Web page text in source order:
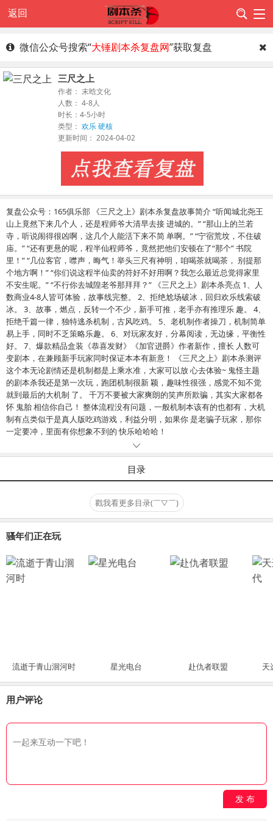
返回
微信公众号搜索“大锤剧本杀复盘网”获取复盘
三尺之上
作者： 末晗文化
人数： 4-8人
时长：4-5小时
类型： 欢乐硬核
更新时间： 2024-04-02
复盘公众号：165俱乐部 《三尺之上》剧本杀复盘故事简介 “听闻城北尧王
山上竟然下来几个人，还是程师爷大清早去接 进城的。” “那山上的兰若
寺，听说闹得很凶啊，这几个人能活下来不简 单啊。” “宁宿荒坟，不住破
庙。” “还有更悬的呢，程半仙程师爷，竟然把他们安顿在了“那个” 书院
里！” “几位客官，噤声，晦气！举头三尺有神明，咱喝茶就喝茶， 别提那
个地方啊！” “你们说这程半仙卖的符好不好用啊？我怎么最近总觉得家里
不安生呢。” “不行你去城隍老爷那拜拜？” 《三尺之上》剧本杀亮点 1、人
数商业4-8人皆可体验，故事线完整。 2、拒绝尬场破冰，回归欢乐线索破
冰。 3、故事，燃点，反转一个不少，新手可推，老手亦有推理乐 趣。 4、
拒绝千篇一律，独特逃杀机制，古风吃鸡。 5、老机制作者操刀，机制简单
易上手，同时不乏策略乐趣。 6、对玩家友好，分幕阅读，无边缘，平衡性
好。 7、爆款精品盒装《恭喜发财》《加官进爵》作者新作，擅长 人数可
变剧本，在兼顾新手玩家同时保证本本有新意！ 《三尺之上》剧本杀测评
这个本无论剧情还是机制都是上乘水准，大家可以放 心去体验~ 鬼怪主题
的剧本杀我还是第一次玩，跑团机制很新 颖，趣味性很强，感觉不知不觉
就到最后的大机制 了。 千万不要被大家爽朗的笑声所欺骗，其实大家都各
怀 鬼胎 相信你自己！ 整体流程没有问题，一般机制本该有的也都有，大机
制有点类似于是真人版吃鸡游戏，利益分明，如果你 是老骗子玩家，那你
一定要冲，里面有你想象不到的 快乐哈哈哈！
目录
戳我看更多目录(￣▽￣)
骚年们正在玩
流逝于青山洄河时 星光电台 赴仇者联盟 天
用户评论
发 布